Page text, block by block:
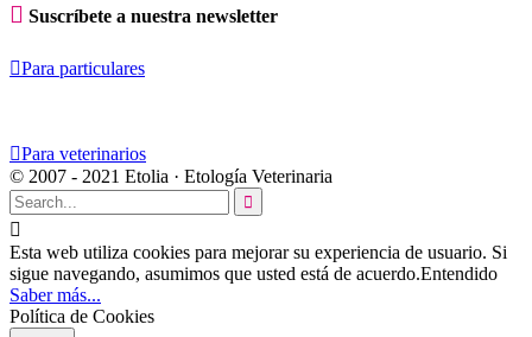
 Suscríbete a nuestra newsletter
Para particulares
Para veterinarios
© 2007 - 2021 Etolia · Etología Veterinaria


Esta web utiliza cookies para mejorar su experiencia de usuario. Si
sigue navegando, asumimos que usted está de acuerdo.Entendido
Saber más...
Política de Cookies